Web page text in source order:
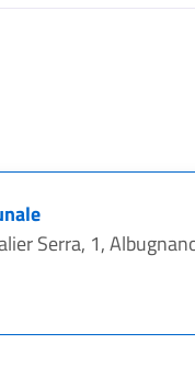
Serra, 1,